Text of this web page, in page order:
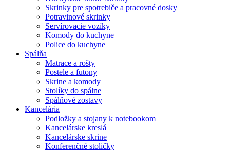
Skrinky pre spotrebiče a pracovné dosky
Potravinové skrinky
Servírovacie vozíky
Komody do kuchyne
Police do kuchyne
Spálňa
Matrace a rošty
Postele a futony
Skrine a komody
Stolíky do spálne
Spálňové zostavy
Kancelária
Podložky a stojany k notebookom
Kancelárske kreslá
Kancelárske skrine
Konferenčné stoličky